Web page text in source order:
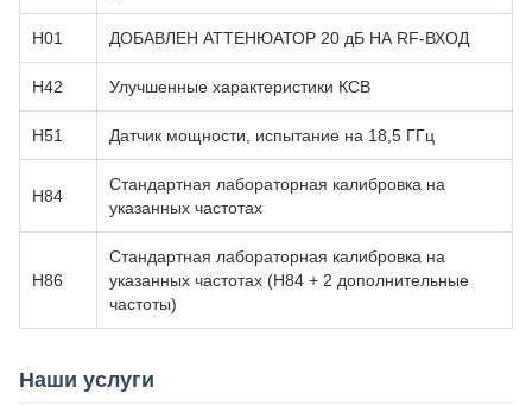
H01 ДОБАВЛЕН АТТЕНЮАТОР 20 дБ НА RF-ВХОД
H42 Улучшенные характеристики КСВ
H51 Датчик мощности, испытание на 18,5 ГГц
H84
Стандартная лабораторная калибровка на
указанных частотах
H86
Стандартная лабораторная калибровка на
указанных частотах (H84 + 2 дополнительные
частоты)
Наши услуги